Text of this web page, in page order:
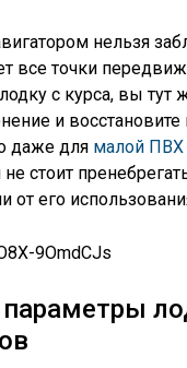
нельзя
все точки
с курса, вы
и
даже для малой ПВХ
стоит
от его
9OmdCJs